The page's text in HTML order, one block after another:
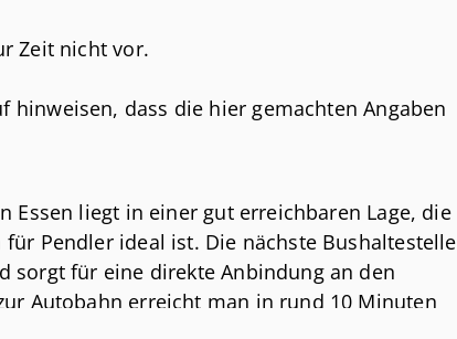
Zeit nicht vor.
hinweisen, dass die hier gemachten Angaben
Essen liegt in einer gut erreichbaren Lage, die
Pendler ideal ist. Die nächste Bushaltestelle
sorgt für eine direkte Anbindung an den
Autobahn erreicht man in rund 10 Minuten
an die A40 und A52 ermöglicht. Der